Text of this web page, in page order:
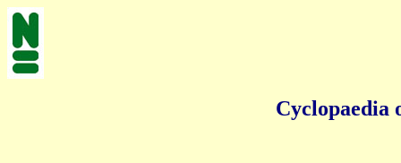
Cyclopaedia